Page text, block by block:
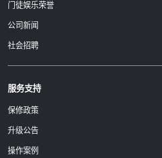
门徒娱乐荣誉
公司新闻
社会招聘
服务支持
保修政策
升级公告
操作案例